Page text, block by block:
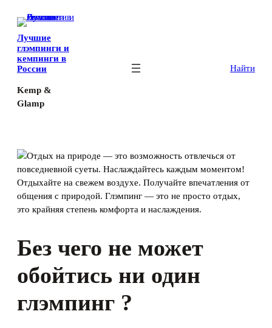
содержимому
Лучшие
глэмпинги и
кемпинги в
России
Kemp &
Glamp
Найти
Без чего не может
обойтись ни один
глэмпинг ?